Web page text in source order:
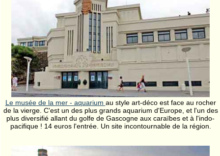
Le musée de la mer - aquarium au style art-déco est face au rocher
de la vierge. C'est un des plus grands aquarium d'Europe, et l'un des
plus diversifié allant du golfe de Gascogne aux caraïbes et à l'indo-
pacifique ! 14 euros l'entrée. Un site incontournable de la région.